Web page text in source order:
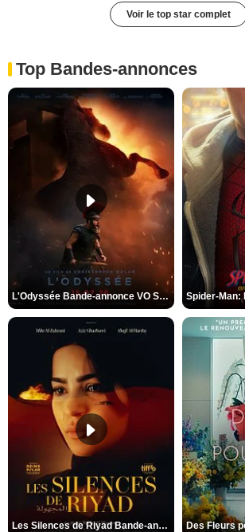
Voir le top star complet
Top Bandes-annonces
L'Odyssée Bande-annonce VO STFR
Les Silences de Riyad Bande-annonce VO STFR